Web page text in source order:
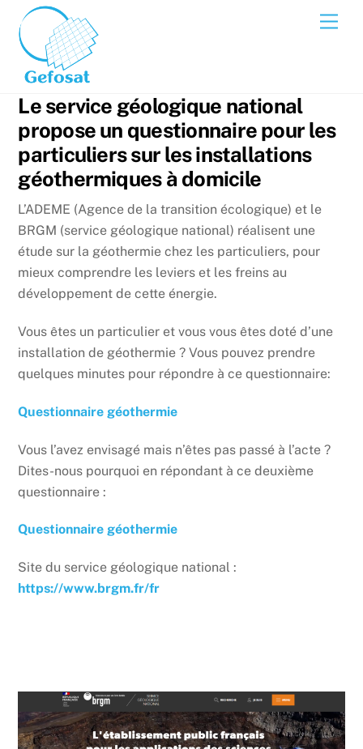
content
Le service géologique national
propose un questionnaire pour les
particuliers sur les installations
géothermiques à domicile
L’ADEME (Agence de la transition écologique) et le
BRGM (service géologique national) réalisent une
étude sur la géothermie chez les particuliers, pour
mieux comprendre les leviers et les freins au
développement de cette énergie.
Vous êtes un particulier et vous vous êtes doté d’une
installation de géothermie ? Vous pouvez prendre
quelques minutes pour répondre à ce questionnaire:
Questionnaire géothermie
Vous l’avez envisagé mais n’êtes pas passé à l’acte ?
Dites-nous pourquoi en répondant à ce deuxième
questionnaire :
Questionnaire géothermie
Site du service géologique national :
https://www.brgm.fr/fr